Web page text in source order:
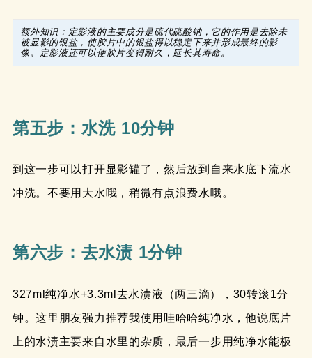
额外知识：定影液的主要成分是硫代硫酸钠，它的作用是去除未
被显影的银盐，使胶片中的银盐得以稳定下来并形成最终的影
像。定影液还可以使胶片变得耐久，延长其寿命。
第五步：水洗 10分钟
到这一步可以打开显影罐了，然后放到自来水底下流水
冲洗。不要用大水哦，稍微有点浪费水哦。
第六步：去水渍 1分钟
327ml纯净水+3.3ml去水渍液（两三滴），30转滚1分
钟。这里朋友强力推荐我使用哇哈哈纯净水，他说底片
上的水渍主要来自水里的杂质，最后一步用纯净水能极